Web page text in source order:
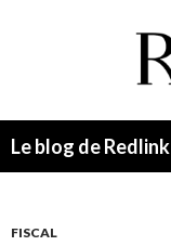
Le blog de Redlink
FISCAL